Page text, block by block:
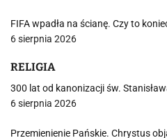
FIFA wpadła na ścianę. Czy to
6 sierpnia 2026
RELIGIA
300 lat od kanonizacji św.
6 sierpnia 2026
Przemienienie Pańskie. Chrystus